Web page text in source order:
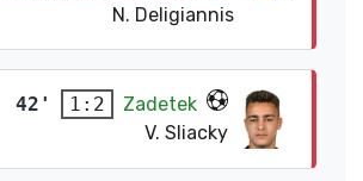
N. Deligiannis
42' 1:2
Zadetek
V. Sliacky